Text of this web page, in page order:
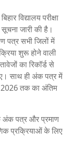
विद्यालय परीक्षा
जारी की है।
पत्र सभी जिलों में
शुरू होने वाली
का रिकॉर्ड से
साथ ही अंक पत्र में
2026 तक का अंतिम
अंक पत्र और प्रमाण
प्रक्रियाओं के लिए